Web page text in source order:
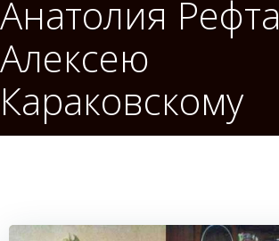
Анатолия Рефта
Алексею
Караковскому